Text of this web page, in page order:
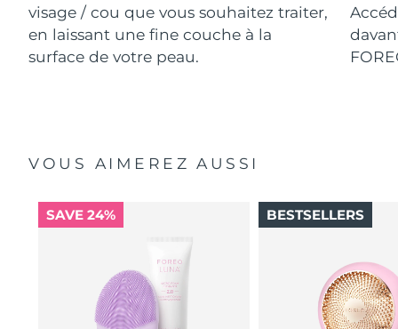
visage / cou que vous souhaitez traiter,
en laissant une fine couche à la
surface de votre peau.
VOUS AIMEREZ AUSSI
SAVE 24% BESTSELLERS